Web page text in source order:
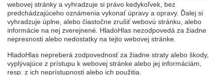
webovej stránky a vyhradzuje si právo kedykoľvek, bez
predchádzajúceho oznámenia vykonať úpravy a opravy. Ďalej si
vyhradzuje úplne, alebo čiastočne zrušiť webovú stránku, alebo
informácie na nej zverejnené. HladoHlas nezodpovedá za žiadne
nepresnosti alebo nedostatky na tejto webovej stránke.
HladoHlas nepreberá zodpovednosť za žiadne straty alebo škody,
vyplývajúce z prístupu k webovej stránke alebo jej informáciám,
resp. z ich neprístupnosti alebo ich použitia.